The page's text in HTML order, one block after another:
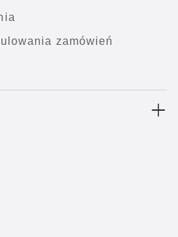
zamówień